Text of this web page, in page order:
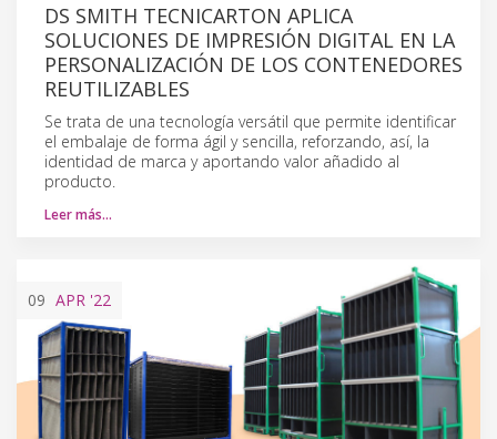
DS SMITH TECNICARTON APLICA
SOLUCIONES DE IMPRESIÓN DIGITAL EN LA
PERSONALIZACIÓN DE LOS CONTENEDORES
REUTILIZABLES
Se trata de una tecnología versátil que permite identificar
el embalaje de forma ágil y sencilla, reforzando, así, la
identidad de marca y aportando valor añadido al
producto.
Leer más…
09 APR '22